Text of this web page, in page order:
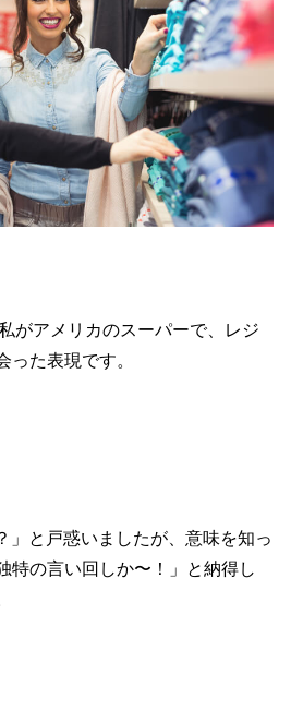
がアメリカのスーパーで、レジ
った表現です。
」と戸惑いましたが、意味を知っ
特の言い回しか〜！」と納得し